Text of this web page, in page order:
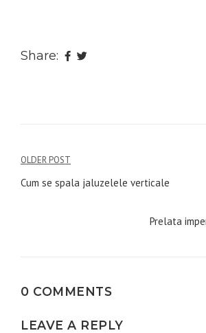
Share:
Navigare
în
OLDER POST
Cum se spala jaluzelele verticale
Prelata
0 COMMENTS
LEAVE A REPLY